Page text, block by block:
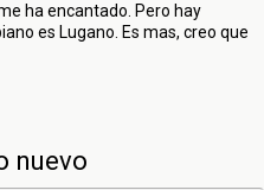
ha encantado. Pero hay
es Lugano. Es mas, creo que
nuevo